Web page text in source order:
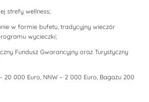
strefy wellness;
w formie bufetu, tradycyjny wieczór
wycieczki;
Fundusz Gwarancyjny oraz Turystyczny
20 000 Euro, NNW – 2 000 Euro, Bagażu 200